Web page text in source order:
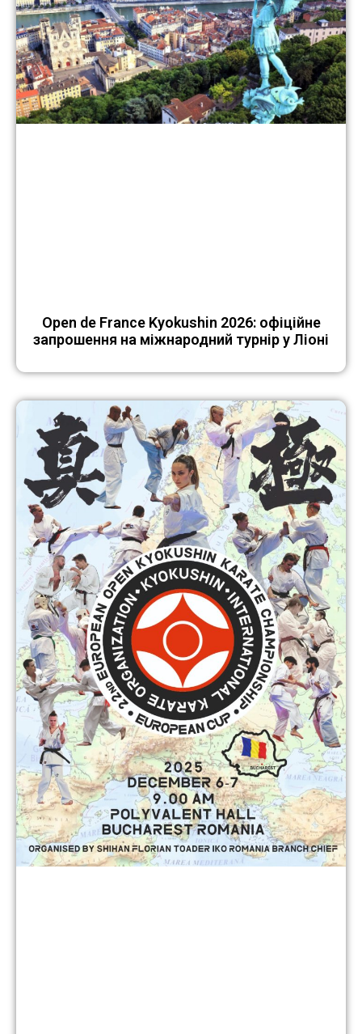
Open de France Kyokushin 2026: офіційне
запрошення на міжнародний турнір у Ліоні